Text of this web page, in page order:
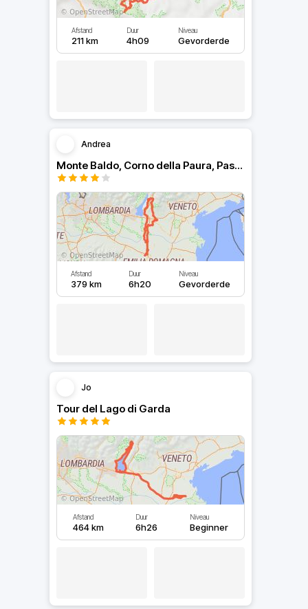
Afstand
211 km
Duur
4h09
Niveau
Gevorderde
Andrea
Monte Baldo, Corno della Paura, Passo Fittanze
Afstand
379 km
Duur
6h20
Niveau
Gevorderde
Jo
Tour del Lago di Garda
Afstand
464 km
Duur
6h26
Niveau
Beginner